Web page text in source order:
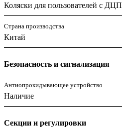
Коляски для пользователей с ДЦП
Страна производства
Китай
Безопасность и сигнализация
Антиопрокидывающее устройство
Наличие
Секции и регулировки